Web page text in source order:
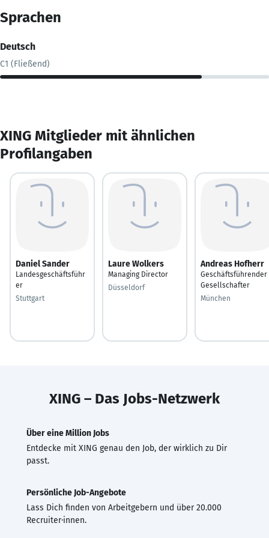
Sprachen
Deutsch
C1 (Fließend)
XING Mitglieder mit ähnlichen
Profilangaben
Daniel Sander
Landesgeschäftsführ
er
Stuttgart
Laure Wolkers
Managing Director
Düsseldorf
Andreas Hofherr
Geschäftsführender
Gesellschafter
München
XING – Das Jobs-Netzwerk
Über eine Million Jobs
Entdecke mit XING genau den Job, der wirklich zu Dir
passt.
Persönliche Job-Angebote
Lass Dich finden von Arbeitgebern und über 20.000
Recruiter·innen.